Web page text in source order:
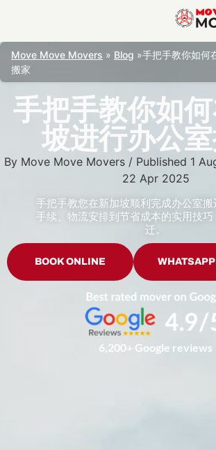
Move Move Movers » Blog »手把手教你如何
搬家
手把手教你如
坡进行办公
By Move Move Movers /Published 1
22 Apr 2025
手把手教您在新加坡顺利完成办公室
手续、物流安排到节省成本的实用技
迁。
BOOK ONLINE
6,200+ Google reviews